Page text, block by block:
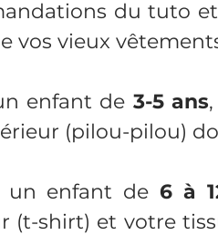
du tuto
vos vieux
enfant de 3-5 ans
(pilou-pilou)
un enfant de 6 à
(t-shirt) et votre